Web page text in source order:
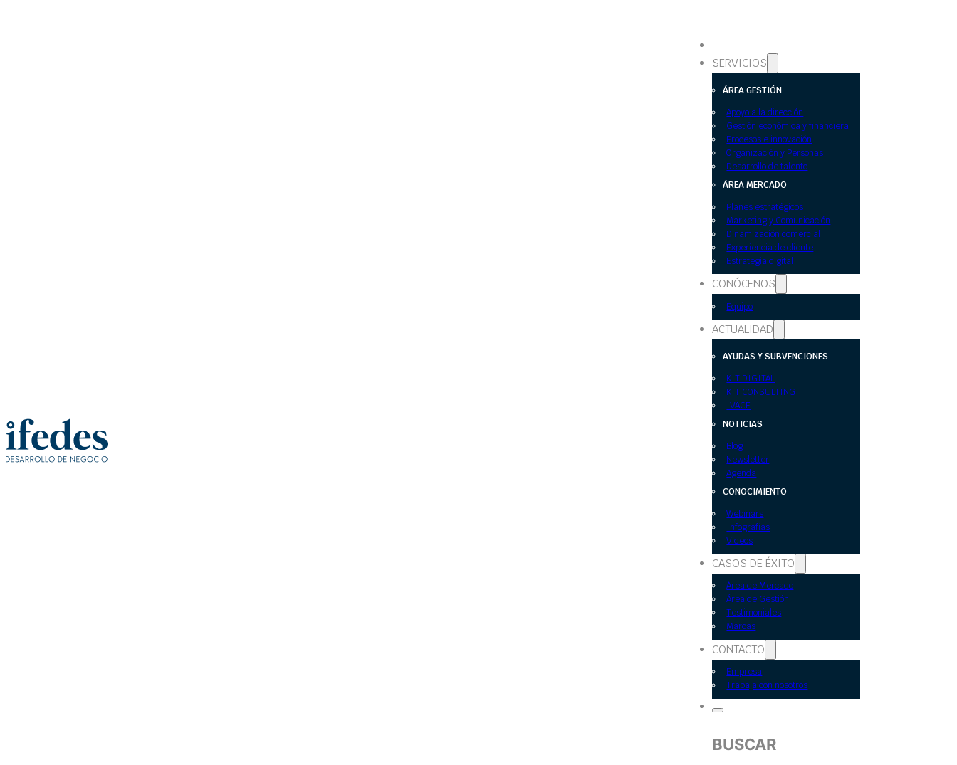
SERVICIOS
ÁREA GESTIÓN
Apoyo a la dirección
Gestión económica y financiera
Procesos e innovación
Organización y Personas
Desarrollo de talento
ÁREA MERCADO
Planes estratégicos
Marketing y Comunicación
Dinamización comercial
Experiencia de cliente
Estrategia digital
CONÓCENOS
Equipo
ACTUALIDAD
AYUDAS Y SUBVENCIONES
KIT DIGITAL
KIT CONSULTING
IVACE
NOTICIAS
Blog
Newsletter
Agenda
CONOCIMIENTO
Webinars
Infografías
Vídeos
CASOS DE ÉXITO
Área de Mercado
Área de Gestión
Testimoniales
Marcas
CONTACTO
Empresa
Trabaja con nosotros
BUSCAR